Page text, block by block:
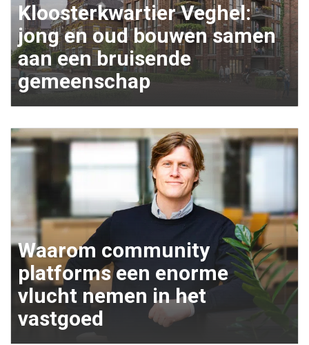
Kloosterkwartier Veghel:
jong en oud bouwen samen
aan een bruisende
gemeenschap
Waarom community
platforms een enorme
vlucht nemen in het
vastgoed